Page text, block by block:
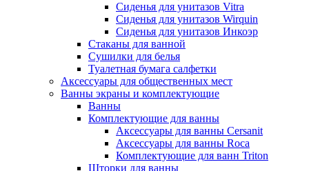
Сиденья для унитазов Vitra
Сиденья для унитазов Wirquin
Сиденья для унитазов Инкоэр
Стаканы для ванной
Сушилки для белья
Туалетная бумага салфетки
Аксессуары для общественных мест
Ванны экраны и комплектующие
Ванны
Комплектующие для ванны
Аксессуары для ванны Cersanit
Аксессуары для ванны Roca
Комплектующие для ванн Triton
Шторки для ванны